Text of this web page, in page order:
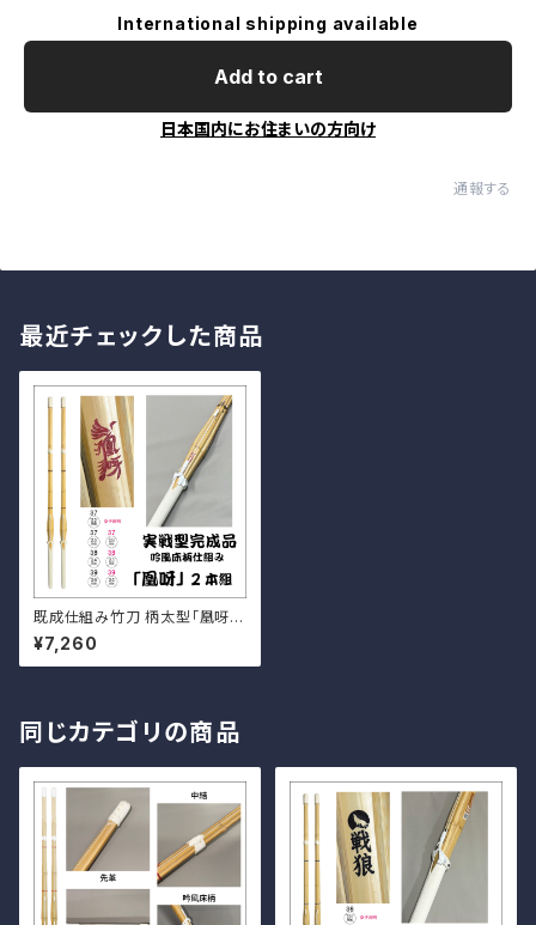
International shipping available
Add to cart
日本国内にお住まいの方向け
通報する
最近チェックした商品
既成仕組み竹刀 柄太型「凰呀」
2本セット
¥7,260
同じカテゴリの商品